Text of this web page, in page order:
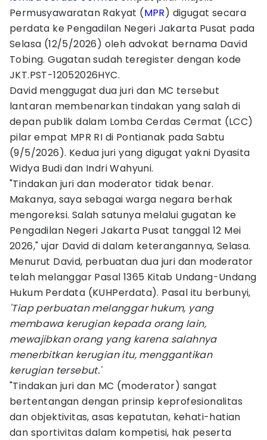
Permusyawaratan Rakyat (MPR) digugat secara
perdata ke Pengadilan Negeri Jakarta Pusat pada
Selasa (12/5/2026) oleh advokat bernama David
Tobing. Gugatan sudah teregister dengan kode
JKT.PST-12052026HYC.
David menggugat dua juri dan MC tersebut
lantaran membenarkan tindakan yang salah di
depan publik dalam Lomba Cerdas Cermat (LCC)
pilar empat MPR RI di Pontianak pada Sabtu
(9/5/2026). Kedua juri yang digugat yakni Dyasita
Widya Budi dan Indri Wahyuni.
"Tindakan juri dan moderator tidak benar.
Makanya, saya sebagai warga negara berhak
mengoreksi. Salah satunya melalui gugatan ke
Pengadilan Negeri Jakarta Pusat tanggal 12 Mei
2026," ujar David di dalam keterangannya, Selasa.
Menurut David, perbuatan dua juri dan moderator
telah melanggar Pasal 1365 Kitab Undang-Undang
Hukum Perdata (KUHPerdata). Pasal itu berbunyi,
'Tiap perbuatan melanggar hukum, yang
membawa kerugian kepada orang lain,
mewajibkan orang yang karena salahnya
menerbitkan kerugian itu, menggantikan
kerugian tersebut.'
"Tindakan juri dan MC (moderator) sangat
bertentangan dengan prinsip keprofesionalitas
dan objektivitas, asas kepatutan, kehati-hatian
dan sportivitas dalam kompetisi, hak peserta